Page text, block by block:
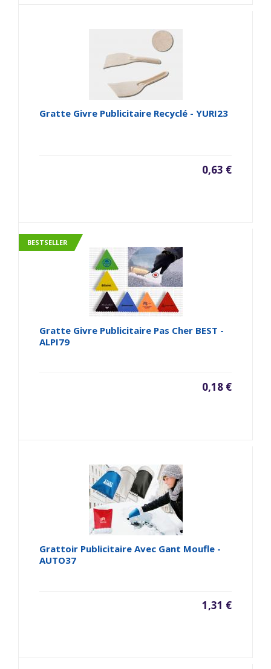
Gratte Givre Publicitaire Recyclé - YURI23
0,63 €
BESTSELLER
Gratte Givre Publicitaire Pas Cher BEST -
ALPI79
0,18 €
Grattoir Publicitaire Avec Gant Moufle -
AUTO37
1,31 €